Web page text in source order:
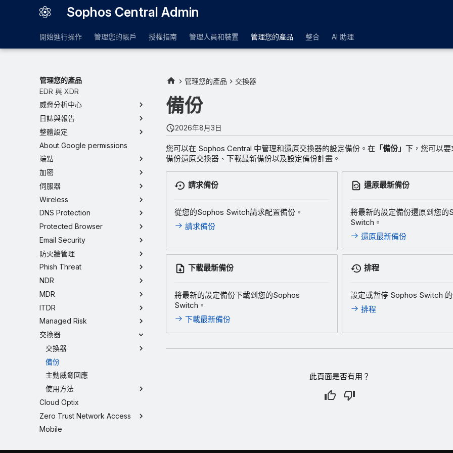
Sophos Central Admin
開始進行操作 管理您的帳戶 授權指南 管理人員和裝置 管理您的產品 整合 AI 助理
管理您的產品
政策
帳戶健康情況檢查
網路地圖
EDR 與 XDR
威脅分析中心
日誌與報告
整體設定
About Google permissions
端點
加密
伺服器
Wireless
DNS Protection
Protected Browser
Email Security
防火牆管理
Phish Threat
NDR
MDR
ITDR
Managed Risk
交換器
交換器
備份
主動威脅回應
使用方法
Cloud Optix
Zero Trust Network Access
Mobile
管理您的產品 交換器
備份
2026年8月3日
您可以在 Sophos Central 中管理和還原交換器的設定備份。在 「備份」 下，您可以
備份還原交換器、下載最新備份以及設定備份計畫。
請求備份
從您的Sophos Switch請求配置備份。
請求備份
還原最新備份
將最新的設定備份還原到您的
Switch。
還原最新備份
下載最新備份
將最新的設定備份下載到您的Sophos
Switch。
下載最新備份
排程
設定或暫停 Sophos Switch 的
排程
此頁面是否有用？